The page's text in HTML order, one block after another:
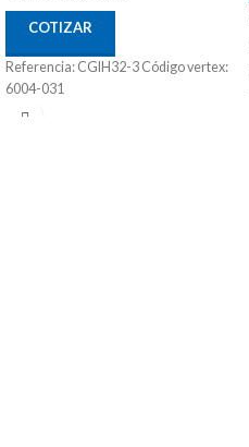
COTIZAR
Referencia: CGIH32-3 Código vertex:
6004-031